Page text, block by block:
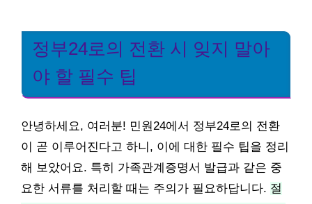
정부24로의 전환 시 잊지 말아
야 할 필수 팁
안녕하세요, 여러분! 민원24에서 정부24로의 전환
이 곧 이루어진다고 하니, 이에 대한 필수 팁을 정리
해 보았어요. 특히 가족관계증명서 발급과 같은 중
요한 서류를 처리할 때는 주의가 필요하답니다. 절